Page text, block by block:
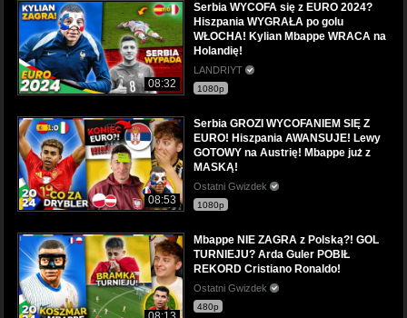
08:32
Serbia WYCOFA się z EURO 2024?
Hiszpania WYGRAŁA po golu
WŁOCHA! Kylian Mbappe WRACA na
Holandię!
LANDRIYT
1080p
08:53
Serbia GROZI WYCOFANIEM SIĘ Z
EURO! Hiszpania AWANSUJE! Lewy
GOTOWY na Austrię! Mbappe już z
MASKĄ!
Ostatni Gwizdek
1080p
Mbappe NIE ZAGRA z Polską?! GOL
TURNIEJU? Arda Guler POBIŁ
REKORD Cristiano Ronaldo!
Ostatni Gwizdek
480p